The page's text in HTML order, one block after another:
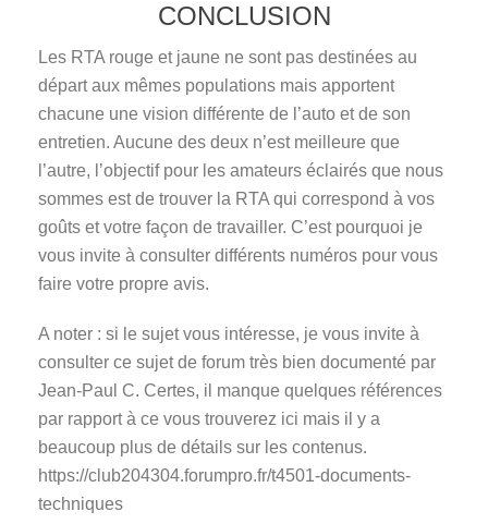
CONCLUSION
Les RTA rouge et jaune ne sont pas destinées au
départ aux mêmes populations mais apportent
chacune une vision différente de l’auto et de son
entretien. Aucune des deux n’est meilleure que
l’autre, l’objectif pour les amateurs éclairés que nous
sommes est de trouver la RTA qui correspond à vos
goûts et votre façon de travailler. C’est pourquoi je
vous invite à consulter différents numéros pour vous
faire votre propre avis.
A noter : si le sujet vous intéresse, je vous invite à
consulter ce sujet de forum très bien documenté par
Jean-Paul C. Certes, il manque quelques références
par rapport à ce vous trouverez ici mais il y a
beaucoup plus de détails sur les contenus.
https://club204304.forumpro.fr/t4501-documents-
techniques